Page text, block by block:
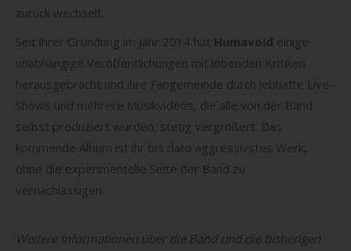
zurück wechselt.
Seit ihrer Gründung im Jahr 2014 hat Humavoid einige
unabhängige Veröffentlichungen mit lobenden Kritiken
herausgebracht und ihre Fangemeinde durch lebhafte Live-
Shows und mehrere Musikvideos, die alle von der Band
selbst produziert wurden, stetig vergrößert. Das
kommende Album ist ihr bis dato aggressivstes Werk,
ohne die experimentelle Seite der Band zu
vernachlässigen.
Weitere Informationen über die Band und die bisherigen